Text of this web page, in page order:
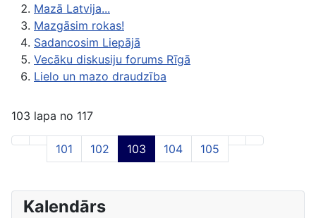
Mazā Latvija...
Mazgāsim rokas!
Sadancosim Liepājā
Vecāku diskusiju forums Rīgā
Lielo un mazo draudzība
103 lapa no 117
101 102 103 104 105
Kalendārs